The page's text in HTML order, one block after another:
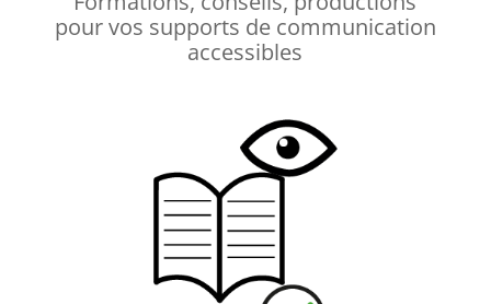
pour vos supports de communication
accessibles